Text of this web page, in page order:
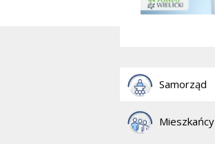
Samorząd
Mieszkańcy